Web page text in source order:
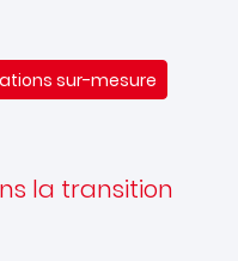
sur-mesure
la transition